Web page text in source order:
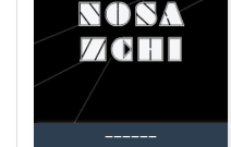
------